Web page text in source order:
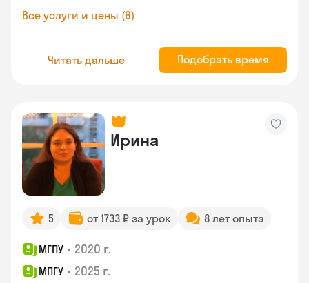
Все услуги и цены (6)
Читать дальше Подобрать время
Ирина
5 от 1733 ₽ за урок 8 лет опыта
МГПУ • 2020 г.
МПГУ • 2025 г.